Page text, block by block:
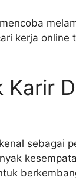
kerja online
Karir
sebagai